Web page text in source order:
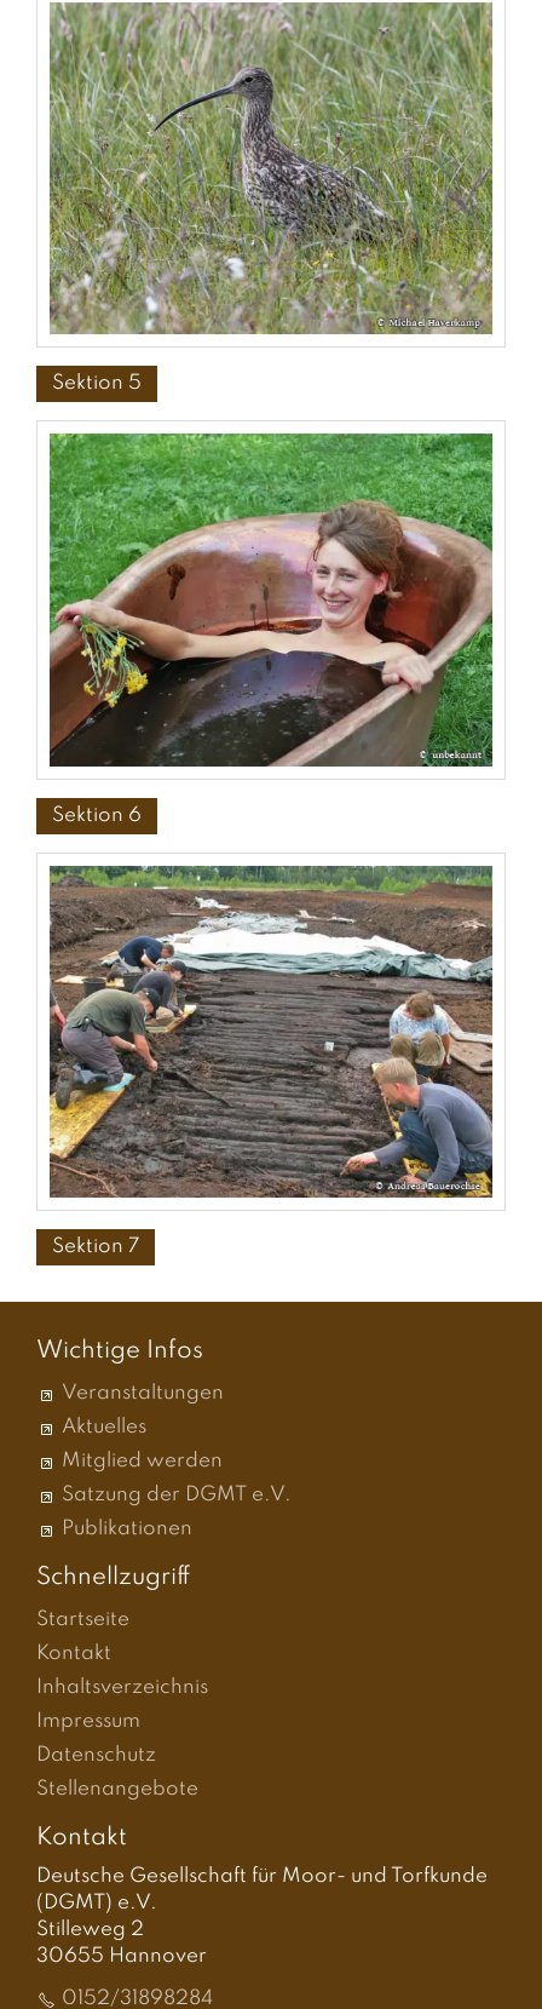
Sektion 5
Sektion 6
Sektion 7
Wichtige Infos
Veranstaltungen
Aktuelles
Mitglied werden
Satzung der DGMT e.V.
Publikationen
Schnellzugriff
Startseite
Kontakt
Inhaltsverzeichnis
Impressum
Datenschutz
Stellenangebote
Kontakt
Deutsche Gesellschaft für Moor- und Torfkunde
(DGMT) e.V.
Stilleweg 2
30655 Hannover
0152/31898284